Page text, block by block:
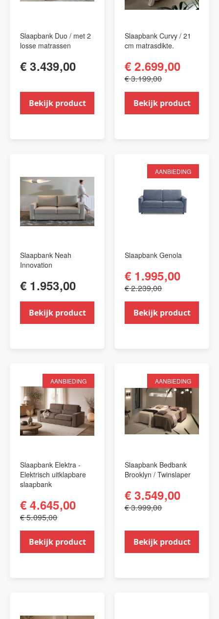
Slaapbank Duo / met 2
losse matrassen
€ 3.439,00
Bekijk product
Slaapbank Curvy / 21
cm matrasdikte.
€ 2.699,00
€ 3.199,00
Bekijk product
Slaapbank Neah
Innovation
€ 1.953,00
Bekijk product
AANBIEDING
Slaapbank Genola
€ 1.995,00
€ 2.239,00
Bekijk product
AANBIEDING
Slaapbank Elektra -
Elektrisch uitklapbare
slaapbank
€ 4.645,00
€ 5.095,00
Bekijk product
AANBIEDING
Slaapbank Bedbank
Brooklyn / Twinslaper
€ 3.549,00
€ 3.999,00
Bekijk product